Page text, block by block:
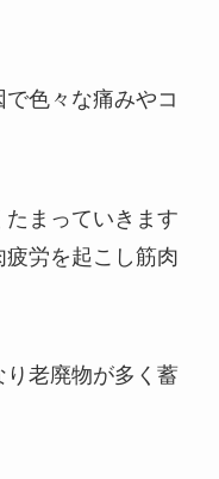
色々な痛みやコ
まっていきます
労を起こし筋肉
り老廃物が多く蓄